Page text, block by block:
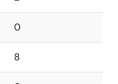
0
8